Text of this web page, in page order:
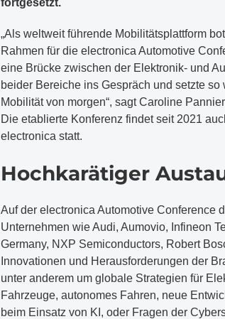
fortgesetzt.
​„Als weltweit führende Mobilitätsplattform
Rahmen für die electronica Automotive
eine Brücke zwischen der Elektronik- und
beider Bereiche ins Gespräch und setzte
Mobilität von morgen“, sagt Caroline
Die etablierte Konferenz findet seit 2021
electronica statt.
​Hochkarätiger
​Auf der electronica Automotive Conference
Unternehmen wie Audi, Aumovio, Infineon
Germany, NXP Semiconductors, Robert
Innovationen und Herausforderungen der
unter anderem um globale Strategien für
Fahrzeuge, autonomes Fahren, neue
beim Einsatz von KI, oder Fragen der